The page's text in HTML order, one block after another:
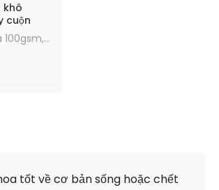
khô
cuộn
Giấy thăng hoa 100gsm, Tỷ lệ chuyển, hiệu ứng chuyển nhiệt tốt, lượng mực tối đa, tốc độ sấy nhanh, chạy trong tình trạng tốt.
tốt về cơ bản sống hoặc chết